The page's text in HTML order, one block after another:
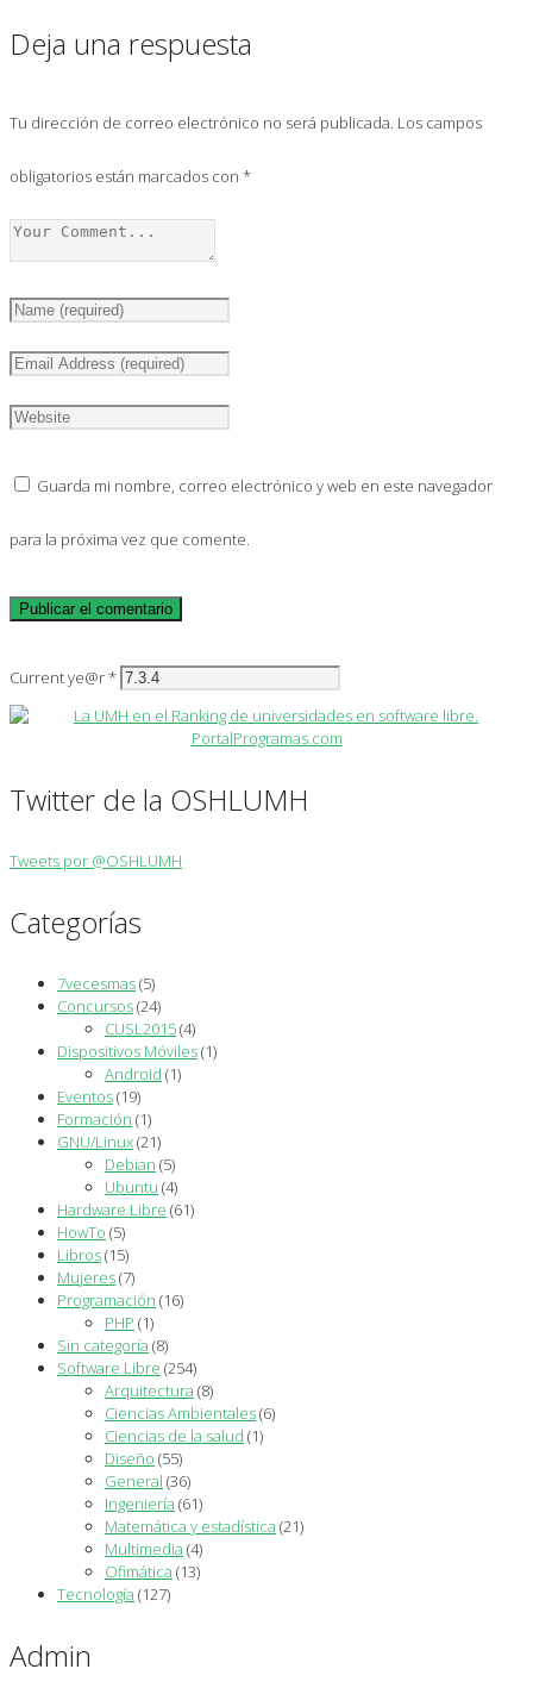
Deja una respuesta
Tu dirección de correo electrónico no será publicada. Los campos
obligatorios están marcados con *
Guarda mi nombre, correo electrónico y web en este navegador
para la próxima vez que comente.
Current ye@r*
Twitter de la OSHLUMH
Tweets por @OSHLUMH
Categorías
7vecesmas(5)
Concursos(24)
CUSL2015(4)
Dispositivos Móviles(1)
Android (1)
Eventos(19)
Formación (1)
GNU/Linux(21)
Debian (5)
Ubuntu (4)
Hardware Libre (61)
HowTo (5)
Libros(15)
Mujeres(7)
Programación (16)
PHP (1)
Sin categoría (8)
Software Libre (254)
Arquitectura (8)
Ciencias Ambientales(6)
Ciencias de la salud (1)
Diseño (55)
General (36)
Ingeniería (61)
Matemática y estadística (21)
Multimedia (4)
Ofimática (13)
Tecnología (127)
Admin